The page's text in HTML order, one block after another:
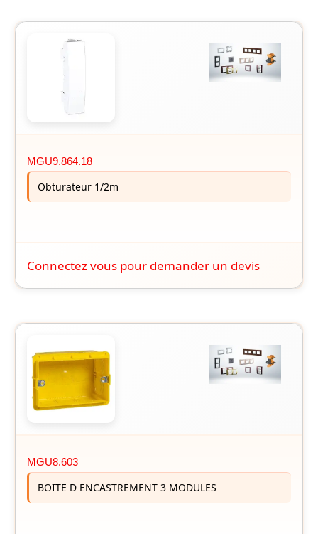
MGU9.864.18
Obturateur 1/2m
Connectez vous pour demander un devis
MGU8.603
BOITE D ENCASTREMENT 3 MODULES